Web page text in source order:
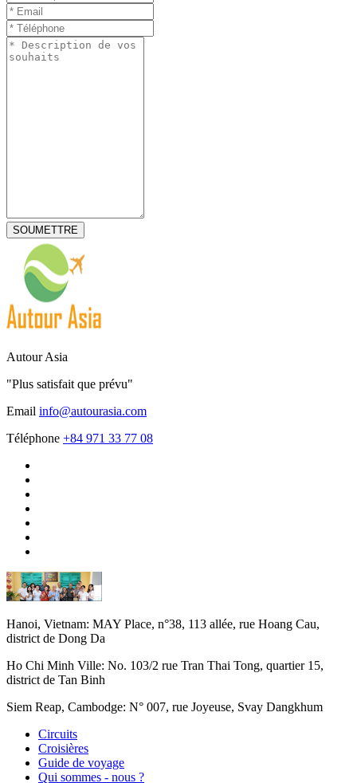
Autour Asia
"Plus satisfait que prévu"
Email info@autourasia.com
Téléphone +84 971 33 77 08
Hanoi, Vietnam: MAY Place, n°38, 113 allée, rue Hoang Cau,
district de Dong Da
Ho Chi Minh Ville: No. 103/2 rue Tran Thai Tong, quartier 15,
district de Tan Binh
Siem Reap, Cambodge: N° 007, rue Joyeuse, Svay Dangkhum
Circuits
Croisières
Guide de voyage
Qui sommes - nous ?